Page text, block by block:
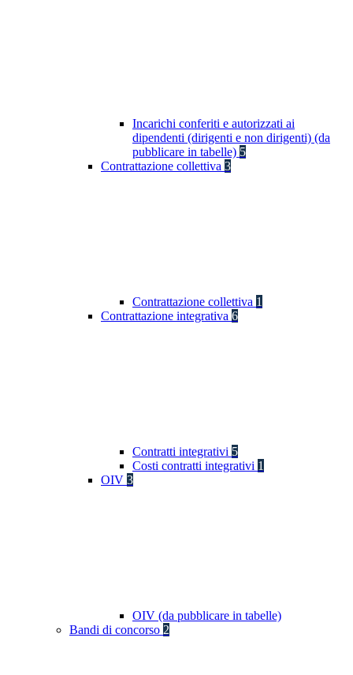
Incarichi conferiti e autorizzati ai
dipendenti (dirigenti e non dirigenti) (da
pubblicare in tabelle) 5
Contrattazione collettiva 3
Contrattazione collettiva 1
Contrattazione integrativa 6
Contratti integrativi 5
Costi contratti integrativi 1
OIV 3
OIV (da pubblicare in tabelle)
Bandi di concorso 2